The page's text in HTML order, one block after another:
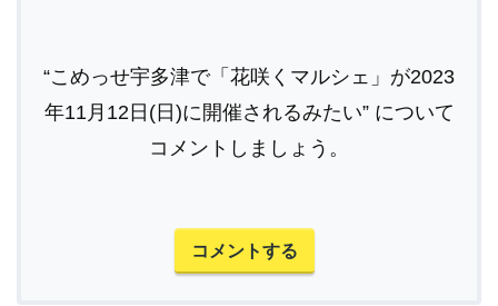
“こめっせ宇多津で「花咲くマルシェ」が2023
年11月12日(日)に開催されるみたい” について
コメントしましょう。
コメントする